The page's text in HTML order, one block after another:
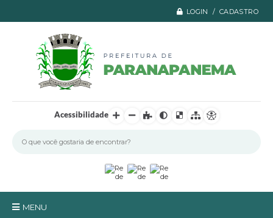
LOGIN / CADASTRO
Acessibilidade
MENU